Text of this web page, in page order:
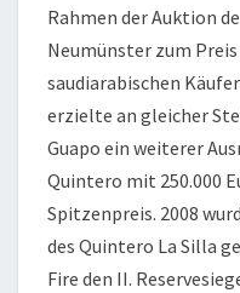
Rahmen der Auktion
Neumünster zum
saudiarabischen
erzielte an gleicher
Guapo ein weiterer
Quintero mit 250.000
Spitzenpreis. 2008
des Quintero La Silla
Fire den II.